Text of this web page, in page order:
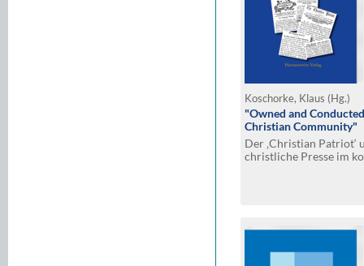
Koschorke, Klaus (Hg.)
"Owned and
Christian Community"
Der ‚Christian Patriot‘
christliche Presse im